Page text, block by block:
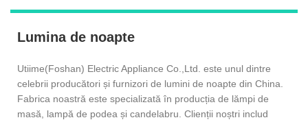
Lumina de noapte
Utiime(Foshan) Electric Appliance Co.,Ltd. este unul dintre
celebrii producători și furnizori de lumini de noapte din China.
Fabrica noastră este specializată în producția de lămpi de
masă, lampă de podea și candelabru. Clienții noștri includ